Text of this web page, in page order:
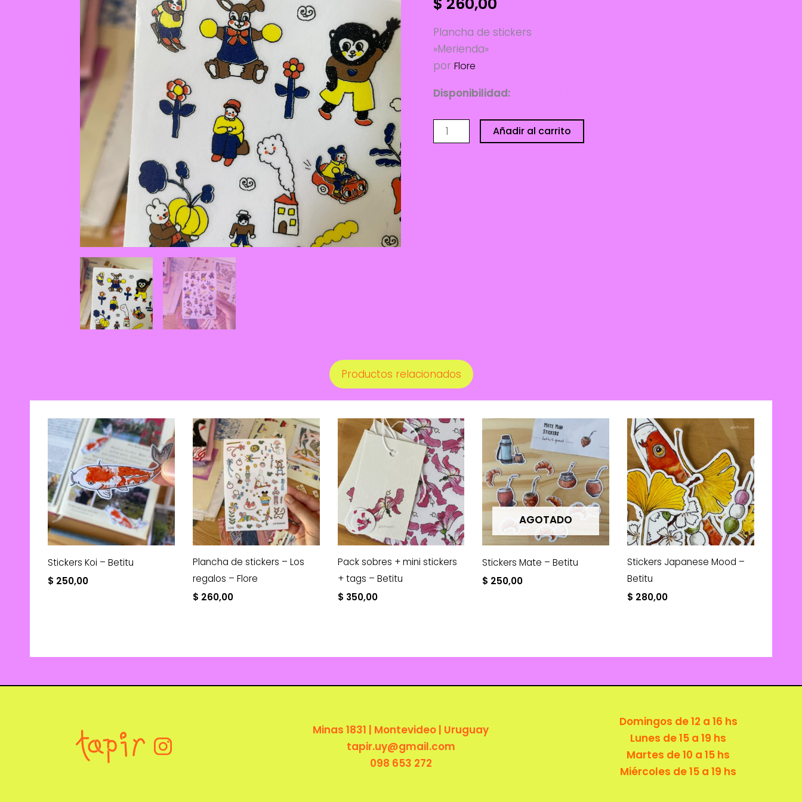
Plancha de stickers
»Merienda»
por Flore
Disponibilidad:
Plancha
de
Añadir al carrito
Productos relacionados
Stickers Koi – Betitu
$ 250,00
Plancha de stickers – Los
regalos – Flore
$ 260,00
Pack sobres + mini stickers
+ tags – Betitu
$ 350,00
AGOTADO
Stickers Mate – Betitu
$ 250,00
Stickers Japanese Mood –
Betitu
$ 280,00
Minas 1831 | Montevideo | Uruguay
tapir.uy@gmail.com
098 653 272
Domingos de 12 a 16 hs
Lunes de 15 a 19 hs
Martes de 10 a 15 hs
Miércoles de 15 a 19 hs